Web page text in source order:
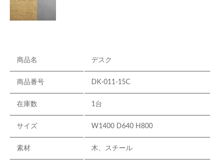
商品名 デスク
商品番号 DK-011-15C
在庫数 1台
サイズ W1400 D640 H800
素材 木、スチール